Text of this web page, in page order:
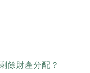
餘財產分配？